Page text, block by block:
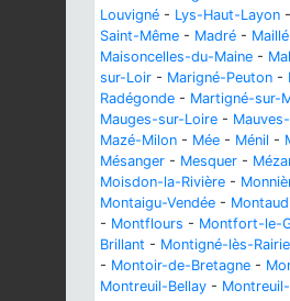
Louvigné - Lys-Haut-Layon -
Saint-Même - Madré - Maillé
Maisoncelles-du-Maine -
sur-Loir - Marigné-Peuton -
Radégonde - Martigné-sur-
Mauges-sur-Loire -
Mazé-Milon - Mée - Ménil -
Mésanger - Mesquer -
Moisdon-la-Rivière -
Montaigu-Vendée -
- Montflours - Montfort-le-
Brillant - Montigné-lès-
- Montoir-de-Bretagne -
Montreuil-Bellay -